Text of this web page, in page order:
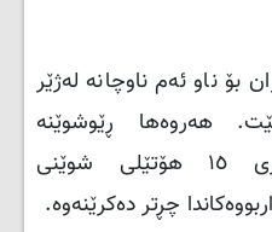
بۆ ناو ئەم ناوچانە لەژێر
هەروەها ڕێوشوێنە
ئەمنییەکان لە دەوروبەری ١٥ هۆتێلی شوێنی
چڕتر دەکرێنەوە.